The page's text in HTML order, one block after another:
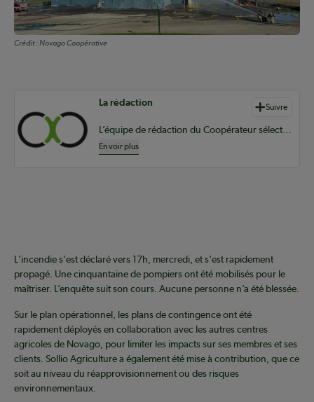
Crédit :Novago Coopérative
Auteurs de contenu
La rédaction Suivre
L’équipe de rédaction du Coopérateur sélectionne du contenu pertinent à vos informations coopératives à l’échelle provinciale, nationale et internationale.
En voir plus
L'incendie s'est déclaré vers 17h, mercredi, et s'est rapidement
propagé. Une cinquantaine de pompiers ont été mobilisés pour le
maîtriser. L’enquête suit son cours. Aucune personne n’a été blessée.
Sur le plan opérationnel, les plans de contingence ont été
rapidement déployés en collaboration avec les autres centres
agricoles de Novago, pour limiter les impacts sur ses membres et ses
clients. Sollio Agriculture a également été mise à contribution, que ce
soit au niveau du réapprovisionnement ou des risques
environnementaux.